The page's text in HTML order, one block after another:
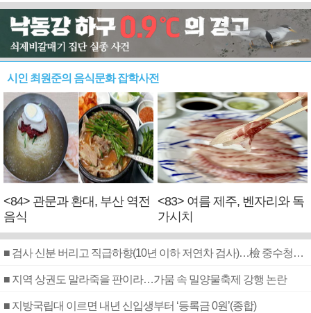
시인 최원준의 음식문화 잡학사전
<84> 관문과 환대, 부산 역전
음식
<83> 여름 제주, 벤자리와 독
가시치
■ 검사 신분 버리고 직급하향(10년 이하 저연차 검사)…檢 중수청행 기피
■ 지역 상권도 말라죽을 판이라…가뭄 속 밀양물축제 강행 논란
■ 지방국립대 이르면 내년 신입생부터 ‘등록금 0원’(종합)